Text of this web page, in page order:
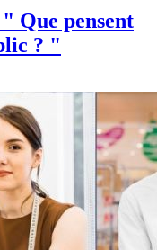
Que pensent
? "